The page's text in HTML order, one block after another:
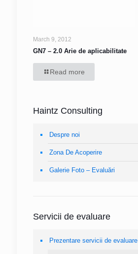
March 9, 2012
GN7 – 2.0 Arie de aplicabilitate
Read more
Haintz Consulting
Despre noi
Zona De Acoperire
Galerie Foto – Evaluări
Servicii de evaluare
Prezentare servicii de evaluare